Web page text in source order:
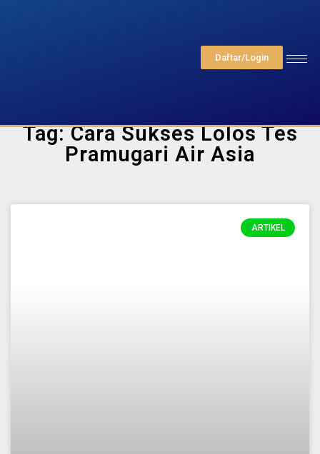
Daftar/Login
Tag: Cara Sukses Lolos Tes
Pramugari Air Asia
ARTIKEL